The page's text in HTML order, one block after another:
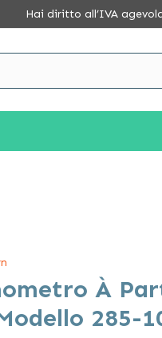
Hai diritto all’IVA
À
285-